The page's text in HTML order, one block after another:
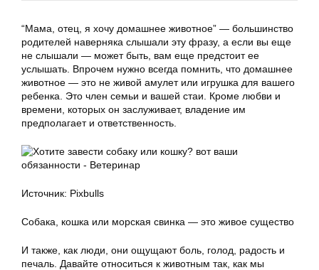
“Мама, отец, я хочу домашнее животное” — большинство
родителей наверняка слышали эту фразу, а если вы еще
не слышали — может быть, вам еще предстоит ее
услышать. Впрочем нужно всегда помнить, что домашнее
животное — это не живой амулет или игрушка для вашего
ребенка. Это член семьи и вашей стаи. Кроме любви и
времени, которых он заслуживает, владение им
предполагает и ответственность.
Источник: Pixbulls
Собака, кошка или морская свинка — это живое существо
И также, как люди, они ощущают боль, голод, радость и
печаль. Давайте относиться к животным так, как мы